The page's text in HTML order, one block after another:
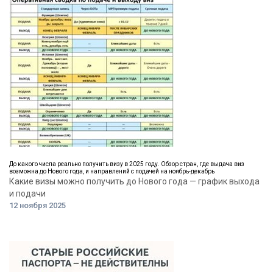
До какого числа реально получить визу в 2025 году. Обзор стран, где выдача виз
возможна до Нового года, и направлений с подачей на ноябрь-декабрь
Какие визы можно получить до Нового года — график выхода
и подачи
12 ноября 2025